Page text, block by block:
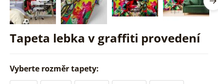
Tapeta lebka v graffiti provedení
Vyberte rozměr tapety: